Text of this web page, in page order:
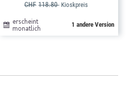
CHF 118.80 Kioskpreis
erscheint
monatlich
1 andere Version